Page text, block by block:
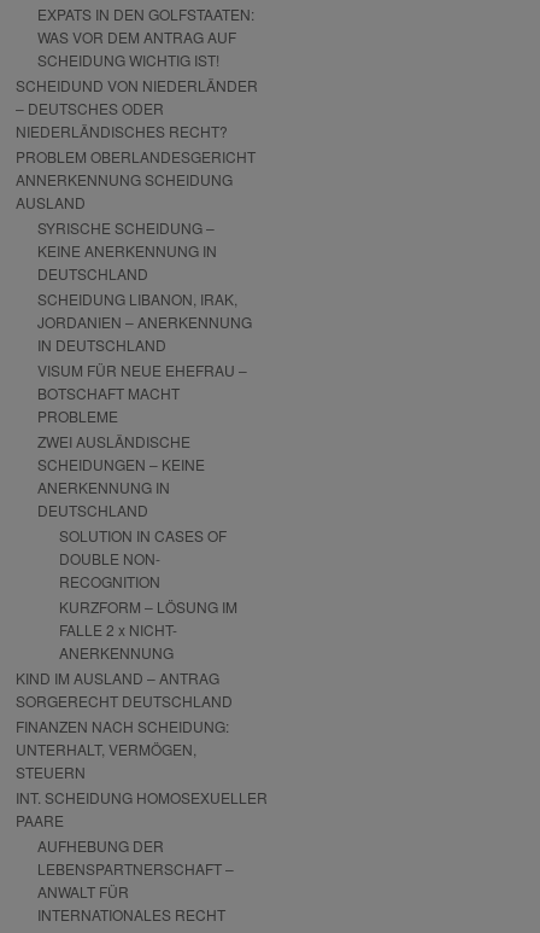
EXPATS IN DEN GOLFSTAATEN:
WAS VOR DEM ANTRAG AUF
SCHEIDUNG WICHTIG IST!
SCHEIDUND VON NIEDERLÄNDER
– DEUTSCHES ODER
NIEDERLÄNDISCHES RECHT?
PROBLEM OBERLANDESGERICHT
ANNERKENNUNG SCHEIDUNG
AUSLAND
SYRISCHE SCHEIDUNG –
KEINE ANERKENNUNG IN
DEUTSCHLAND
SCHEIDUNG LIBANON, IRAK,
JORDANIEN – ANERKENNUNG
IN DEUTSCHLAND
VISUM FÜR NEUE EHEFRAU –
BOTSCHAFT MACHT
PROBLEME
ZWEI AUSLÄNDISCHE
SCHEIDUNGEN – KEINE
ANERKENNUNG IN
DEUTSCHLAND
SOLUTION IN CASES OF
DOUBLE NON-
RECOGNITION
KURZFORM – LÖSUNG IM
FALLE 2 x NICHT-
ANERKENNUNG
KIND IM AUSLAND – ANTRAG
SORGERECHT DEUTSCHLAND
FINANZEN NACH SCHEIDUNG:
UNTERHALT, VERMÖGEN,
STEUERN
INT. SCHEIDUNG HOMOSEXUELLER
PAARE
AUFHEBUNG DER
LEBENSPARTNERSCHAFT –
ANWALT FÜR
INTERNATIONALES RECHT